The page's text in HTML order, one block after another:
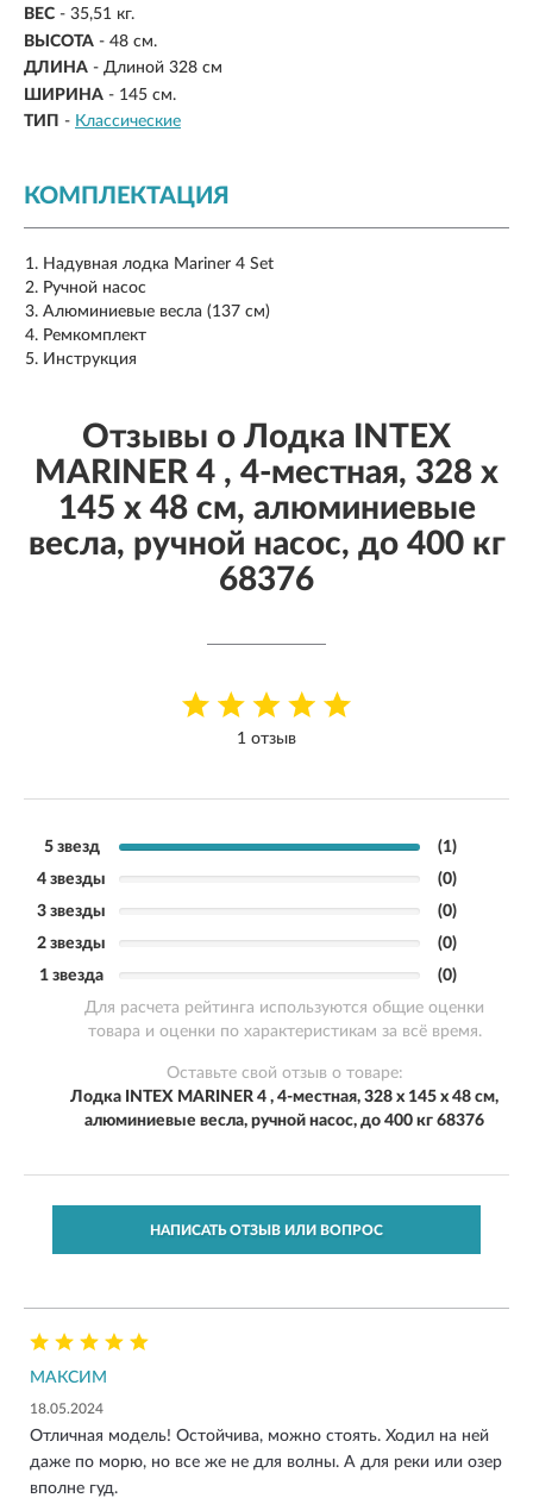
ВЕС - 35,51 кг.
ВЫСОТА - 48 см.
ДЛИНА - Длиной 328 см
ШИРИНА - 145 см.
ТИП - Классические
КОМПЛЕКТАЦИЯ
Надувная лодка Mariner 4 Set
Ручной насос
Алюминиевые весла (137 см)
Ремкомплект
Инструкция
Отзывы о Лодка INTEX
MARINER 4 , 4-местная, 328 х
145 х 48 см, алюминиевые
весла, ручной насос, до 400 кг
68376
1 отзыв
5 звезд
(1)
4 звезды
(0)
3 звезды
(0)
2 звезды
(0)
1 звезда
(0)
Для расчета рейтинга используются общие оценки
товара и оценки по характеристикам за всё время.
Оставьте свой отзыв о товаре:
Лодка INTEX MARINER 4 , 4-местная, 328 х 145 х 48 см,
алюминиевые весла, ручной насос, до 400 кг 68376
НАПИСАТЬ ОТЗЫВ ИЛИ ВОПРОС
МАКСИМ
18.05.2024
Отличная модель! Остойчива, можно стоять. Ходил на ней
даже по морю, но все же не для волны. А для реки или озер
вполне гуд.